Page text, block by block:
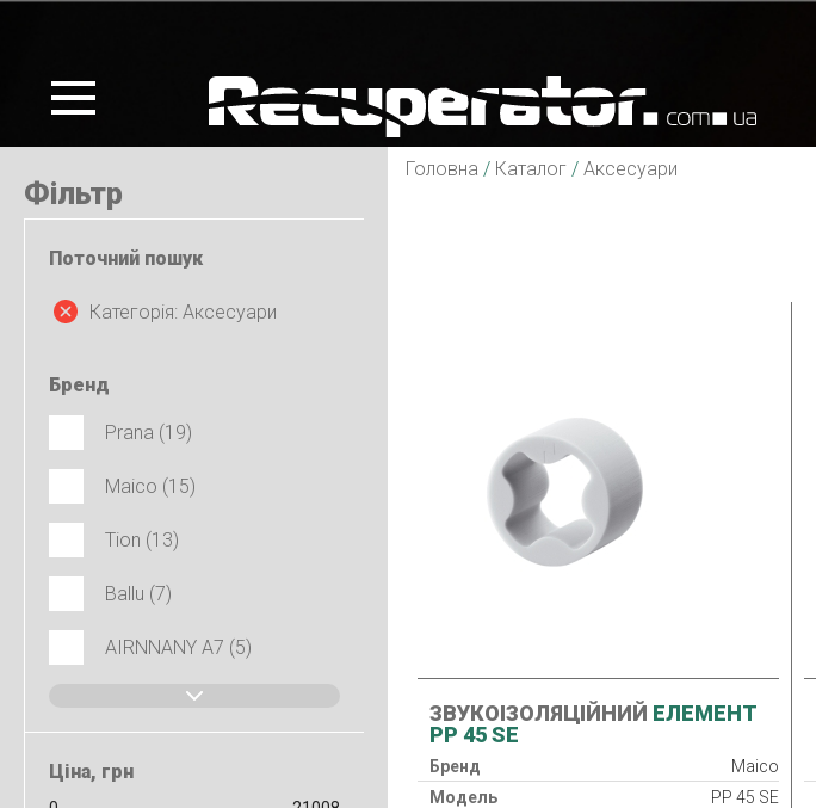
Фільтр
Поточний пошук
Категорія: Аксесуари
Бренд
Prana (19)
Maico (15)
Tion (13)
Ballu (7)
AIRNNANY A7 (5)
Ціна, грн
Головна / Каталог / Аксесуари
ЗВУКОІЗОЛЯЦІЙНИЙ ЕЛЕМЕНТ
PP 45 SE
Бренд
Maico
Модель
PP 45 SE